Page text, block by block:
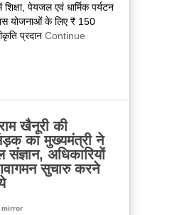
पेयजल एवं धार्मिक पर्यटन
योजनाओं के लिए ₹ 150
प्रदान Continue
खैनूरी की
का मुख्यमंत्री ने
संज्ञान, अधिकारियों
सुचारु करने
mirror